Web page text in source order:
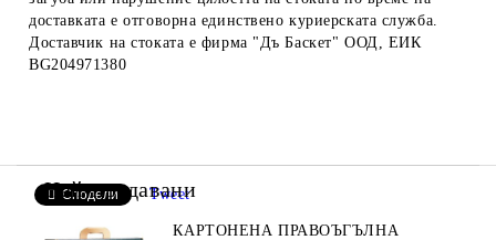
доставката е отговорна единствено куриерската служба.
Доставчик на стоката е фирма "Дъ Баскет" ООД, ЕИК
BG204971380
Сподели Tweet
Най-продавани
КАРТОНЕНА ПРАВОЪГЪЛНА